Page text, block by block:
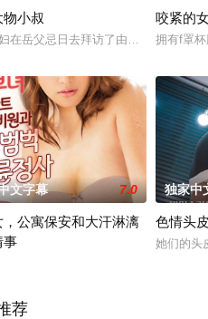
小叔
在岳父忌日去拜访了由姐夫看守的公
咬紧的
拥有f罩
文字幕 7.0
，公寓保安和大汗淋漓
事
独家中
色情头
她们的头
荐